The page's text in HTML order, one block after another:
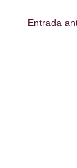
Entrada